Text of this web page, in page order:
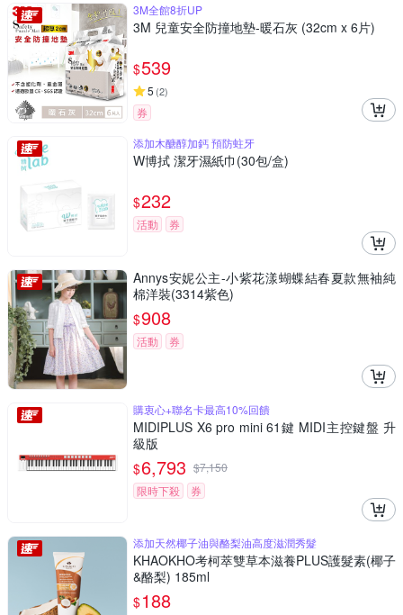
3M全館8折UP
3M 兒童安全防撞地墊-暖石灰 (32cm x 6片)
$539
5 (2)
券
添加木醣醇加鈣 預防蛀牙
W博拭 潔牙濕紙巾(30包/盒)
$232
活動 券
Annys安妮公主-小紫花漾蝴蝶結春夏款無袖純
棉洋裝(3314紫色)
$908
活動 券
購衷心+聯名卡最高10%回饋
MIDIPLUS X6 pro mini 61鍵 MIDI主控鍵盤 升
級版
$6,793 $7,150
限時下殺
券
添加天然椰子油與酪梨油高度滋潤秀髮
KHAOKHO考柯萃雙草本滋養PLUS護髮素(椰子
&酪梨) 185ml
$188